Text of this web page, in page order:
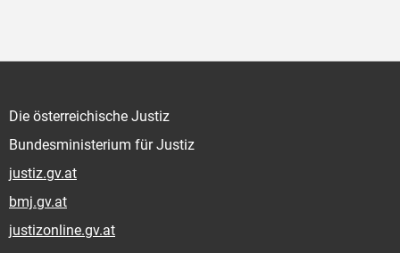
Die österreichische Justiz
Bundesministerium für Justiz
justiz.gv.at
bmj.gv.at
justizonline.gv.at